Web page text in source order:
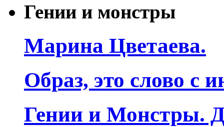
Гении и монстры
Марина Цветаева.
Образ, это слово с
Гении и Монстры.